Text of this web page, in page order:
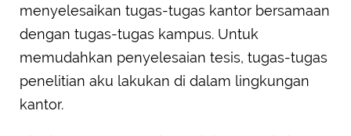
menyelesaikan tugas-tugas kantor bersamaan
dengan tugas-tugas kampus. Untuk
memudahkan penyelesaian tesis, tugas-tugas
penelitian aku lakukan di dalam lingkungan
kantor.